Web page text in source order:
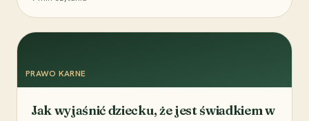
PRAWO KARNE
Jak wyjaśnić dziecku, że jest świadkiem w